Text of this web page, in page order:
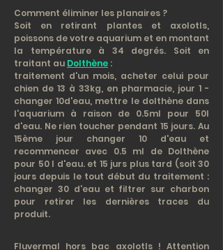
Comment éliminer les planaires ?
Soit en retirant plantes et axolotls,
poissons de votre aquarium et en montant
la température à 34 degrés. Soit en
traitant au Dolthène :
traitement d'un mois, acheter celui pour
chien de 13 à 33kg, en pharmacie, jour 1 -
changer 10d'eau, mettre le dolthène dans
l'aquarium à raison de 0.5ml pour 50l
d'eau. Ne rien toucher pendant 15 jours. Au
15ème jour changer 10 d'eau et
recommencer avec 0.5 ml de Dolthène
pour 50 l d'eau. et 15 jurs plus tard (soit 30
jours depuis le tout début du traitement :
changer 30 d'eau et filtrer sur charbon
pour retirer les dernières traces du
produit.
Fluvermal hors bac axolotls ! Attention